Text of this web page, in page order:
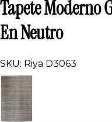
Tapete Moderno
En Neutro
SKU: Riya D3063